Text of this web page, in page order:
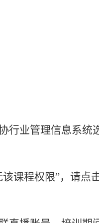
行业管理信息系统
该课程权限”，请